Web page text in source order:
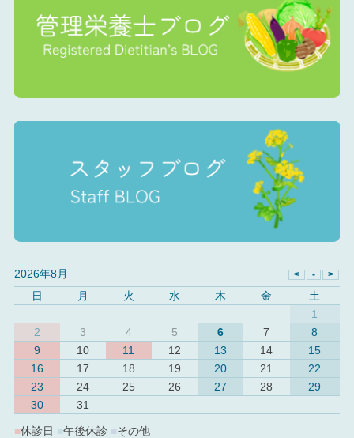
2026年8月
日
月 火 水 木 金
土
1
2
3 4 5 6 7
8
9
10 11 12 13 14
15
16
17 18 19 20 21
22
23
24 25 26 27 28
29
30
31
■休診日 ■午後休診 その他